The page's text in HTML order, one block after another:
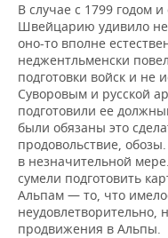
В случае с 1799 годом
Швейцарию удивило
оно-то вполне
неджентльменски
подготовки войск и не
Суворовым и русской
подготовили ее
были обязаны это
продовольствие,
в незначительной
сумели подготовить
Альпам — то, что
неудовлетворительно,
продвижения в Альпы.